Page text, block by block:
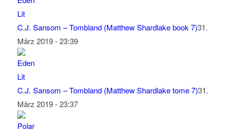
C.J. Sansom – Tombland (Matthew Shardlake book 7)31.
März 2019 - 23:39
C.J. Sansom – Tombland (Matthew Shardlake tome 7)31.
März 2019 - 23:37